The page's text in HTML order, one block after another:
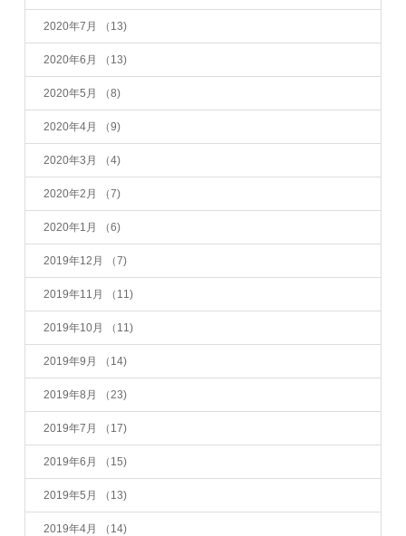
2020年7月 （13)
2020年6月 （13)
2020年5月 （8)
2020年4月 （9)
2020年3月 （4)
2020年2月 （7)
2020年1月 （6)
2019年12月 （7)
2019年11月 （11)
2019年10月 （11)
2019年9月 （14)
2019年8月 （23)
2019年7月 （17)
2019年6月 （15)
2019年5月 （13)
2019年4月 （14)